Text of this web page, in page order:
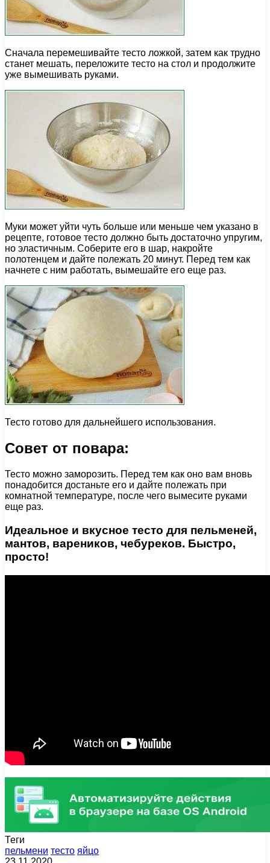
Сначала перемешивайте тесто ложкой, затем как трудно
станет мешать, переложите тесто на стол и продолжите
уже вымешивать руками.
Муки может уйти чуть больше или меньше чем указано в
рецепте, готовое тесто должно быть достаточно упругим,
но эластичным. Соберите его в шар, накройте
полотенцем и дайте полежать 20 минут. Перед тем как
начнете с ним работать, вымешайте его еще раз.
Тесто готово для дальнейшего использования.
Совет от повара:
Тесто можно заморозить. Перед тем как оно вам вновь
понадобится достаньте его и дайте полежать при
комнатной температуре, после чего вымесите руками
еще раз.
Идеальное и вкусное тесто для пельменей,
мантов, вареников, чебуреков. Быстро,
просто!
Теги
пельмени тесто яйцо